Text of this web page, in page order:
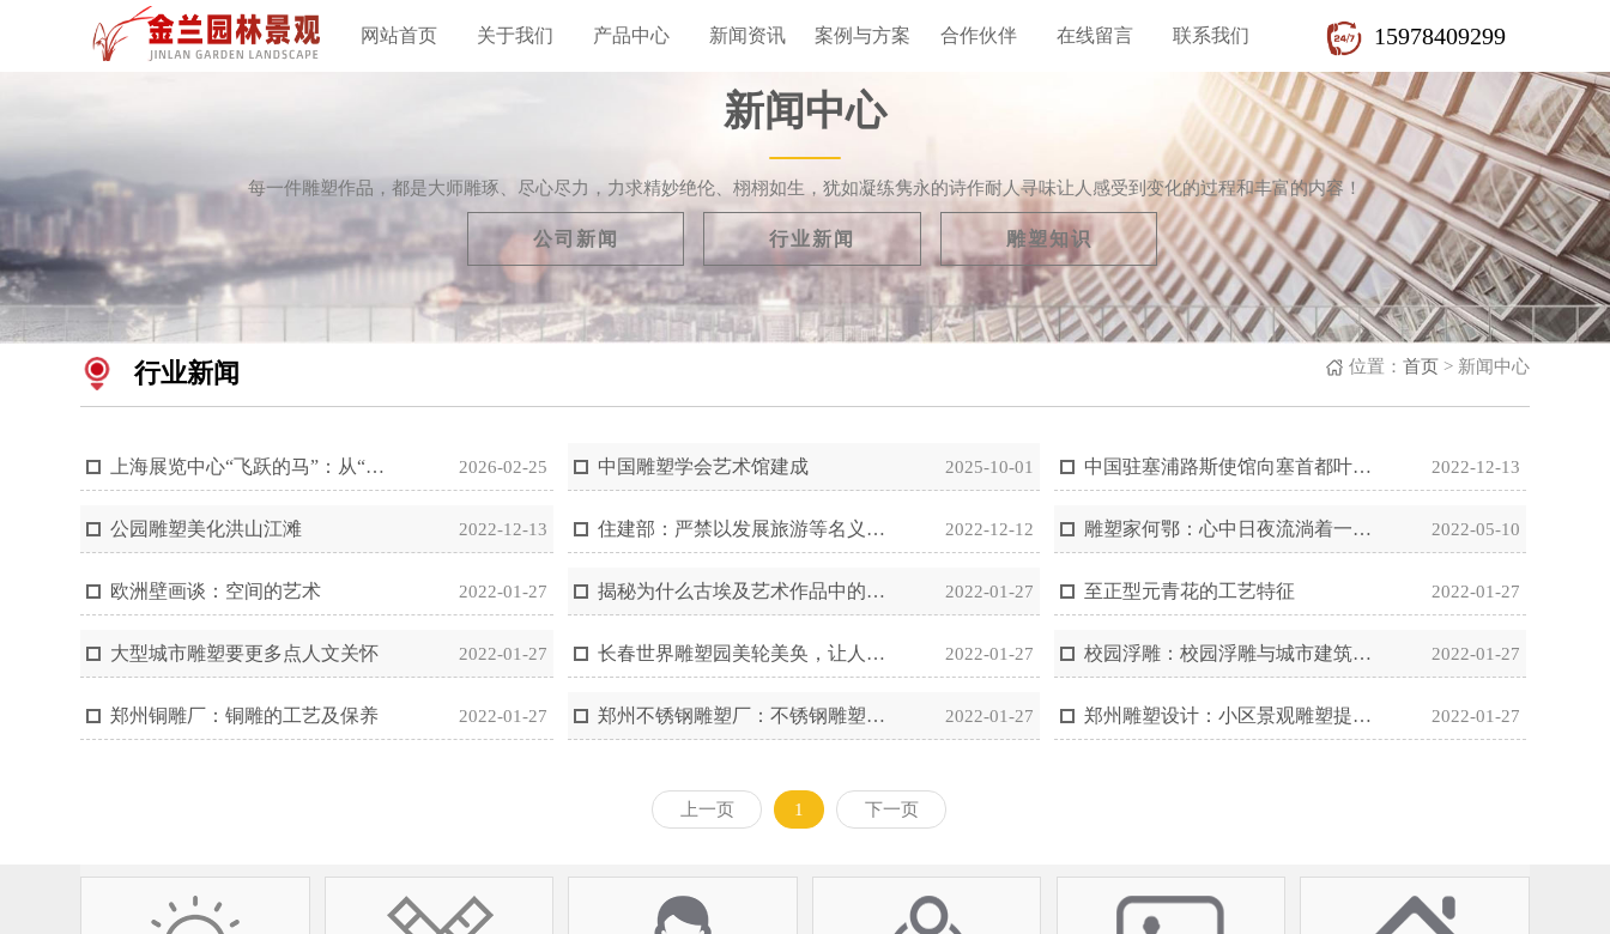
网站首页 关于我们 产品中心 新闻资讯 案例与方案 合作伙伴 在线留言 联系我们 15978409299
新闻中心
每一件雕塑作品，都是大师雕琢、尽心尽力，力求精妙绝伦、栩栩如生，犹如凝练隽永的诗作耐人寻味让人感受到变化的过程和丰富的内容！
公司新闻 行业新闻 雕塑知识
行业新闻 位置： 首页> 新闻中心
上海展览中心“飞跃的马”：从“海上大观园”到新中国第一座最大、标志性景观建筑丨马年说“马” 2026-02-25 中国雕塑学会艺术馆建成 2025-10-01 中国驻塞浦路斯使馆向塞首都叶里区捐赠雕塑 2022-12-13
公园雕塑美化洪山江滩 2022-12-13 住建部：严禁以发展旅游等名义盲目建设脱离群众的大型雕塑 2022-12-12 雕塑家何鄂：心中日夜流淌着一条母亲河 2022-05-10
欧洲壁画谈：空间的艺术 2022-01-27 揭秘为什么古埃及艺术作品中的人物又扁又平 2022-01-27 至正型元青花的工艺特征 2022-01-27
大型城市雕塑要更多点人文关怀 2022-01-27 长春世界雕塑园美轮美奂，让人目不暇接 2022-01-27 校园浮雕：校园浮雕与城市建筑浮雕的不同风采 2022-01-27
郑州铜雕厂：铜雕的工艺及保养 2022-01-27 郑州不锈钢雕塑厂：不锈钢雕塑的优缺点都有哪些？ 2022-01-27 郑州雕塑设计：小区景观雕塑提升设计 2022-01-27
上一页 1 下一页